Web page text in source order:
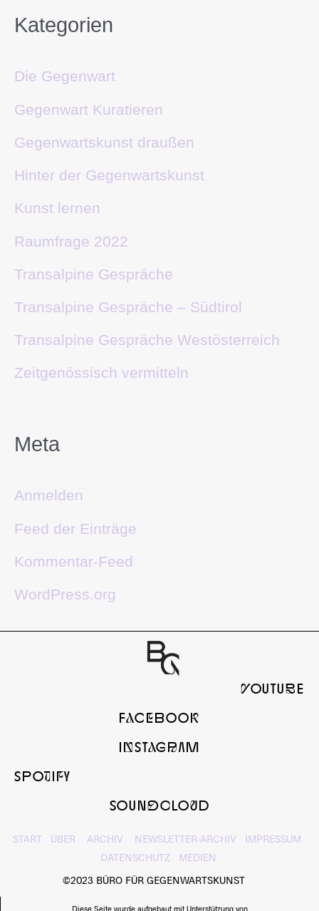
Kategorien
Die Gegenwart
Gegenwart Kuratieren
Gegenwartskunst draußen
Hinter der Gegenwartskunst
Kunst lernen
Raumfrage 2022
Transalpine Gespräche
Transalpine Gespräche – Südtirol
Transalpine Gespräche Westösterreich
Zeitgenössisch vermitteln
Meta
Anmelden
Feed der Einträge
Kommentar-Feed
WordPress.org
yOUTUbE
FaCeBOOk
InSTaGrAM
SPOtIfY
SOUNdcLOuD
START ÜBER ARCHIV NEWSLETTER-ARCHIV
IMPRESSUM
DATENSCHUTZ
MEDIEN
©2023 BÜRO FÜR GEGENWARTSKUNST
Diese Seite wurde aufgebaut mit Unterstützung von